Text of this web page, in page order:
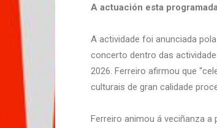
A actuación esta
A actividade foi anunciada
concerto dentro das
2026. Ferreiro afirmou que
culturais de gran calidade
Ferreiro animou á veciñanza a